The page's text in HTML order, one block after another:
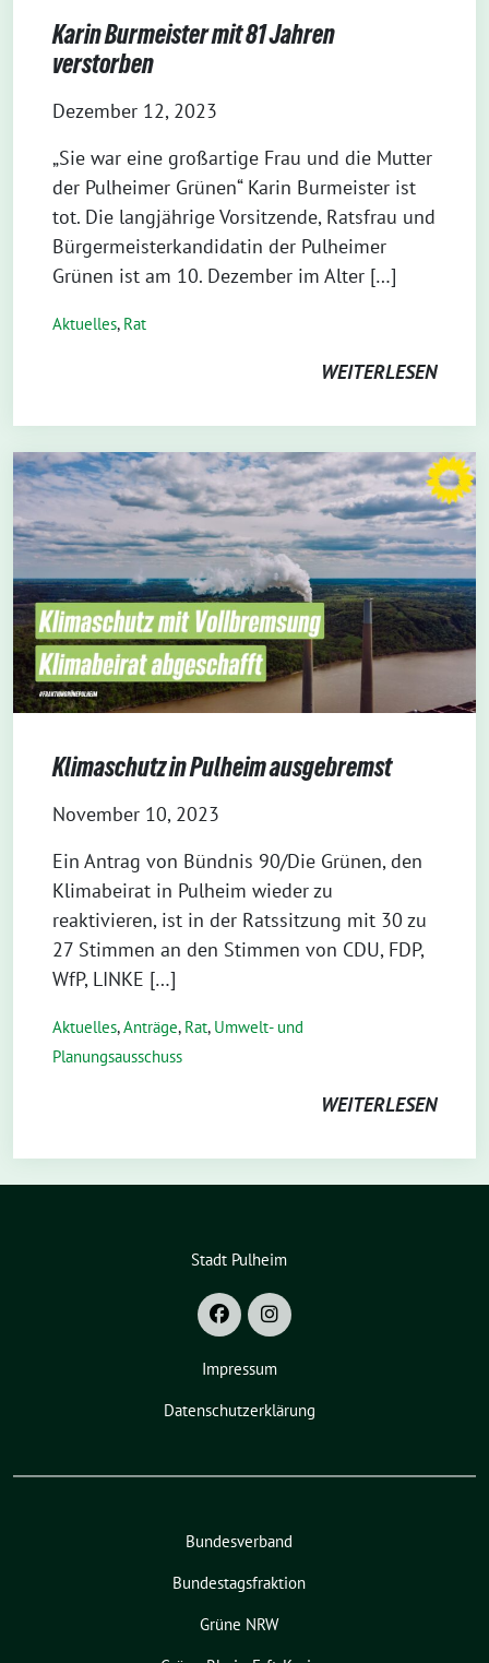
Karin Burmeister mit 81 Jahren
verstorben
Dezember 12, 2023
„Sie war eine großartige Frau und die Mutter
der Pulheimer Grünen“ Karin Burmeister ist
tot. Die langjährige Vorsitzende, Ratsfrau und
Bürgermeisterkandidatin der Pulheimer
Grünen ist am 10. Dezember im Alter […]
Aktuelles, Rat
WEITERLESEN
Klimaschutz in Pulheim ausgebremst
November 10, 2023
Ein Antrag von Bündnis 90/Die Grünen, den
Klimabeirat in Pulheim wieder zu
reaktivieren, ist in der Ratssitzung mit 30 zu
27 Stimmen an den Stimmen von CDU, FDP,
WfP, LINKE […]
Aktuelles,Anträge, Rat, Umwelt- und
Planungsausschuss
WEITERLESEN
Stadt Pulheim
Impressum
Datenschutzerklärung
Bundesverband
Bundestagsfraktion
Grüne NRW